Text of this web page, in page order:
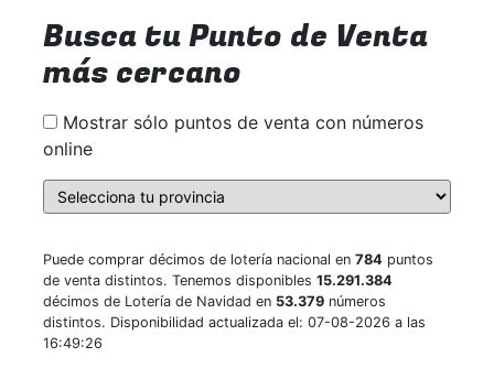
Busca tu Punto de Venta
más cercano
Mostrar sólo puntos de venta con números
online
Puede comprar décimos de lotería nacional en 784 puntos
de venta distintos. Tenemos disponibles 15.291.384
décimos de Lotería de Navidad en 53.379 números
distintos. Disponibilidad actualizada el: 07-08-2026 a las
16:49:26